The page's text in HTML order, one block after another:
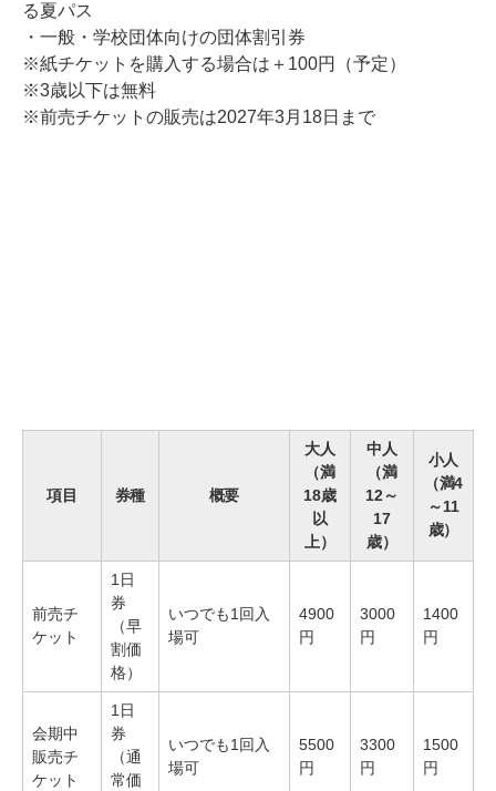
る夏パス
・一般・学校団体向けの団体割引券
※紙チケットを購入する場合は＋100円（予定）
※3歳以下は無料
※前売チケットの販売は2027年3月18日まで
項目 券種 概要
大人
（満
18歳
以
上）
中人
（満
12～
17
歳）
小人
（満4
～11
歳）
前売チ
ケット
1日
券
（早
割価
格）
いつでも1回入
場可
4900
円
3000
円
1400
円
会期中
販売チ
ケット
1日
券
（通
常価
いつでも1回入
場可
5500
円
3300
円
1500
円